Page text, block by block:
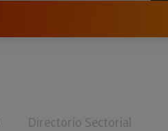
Directorio Sectorial